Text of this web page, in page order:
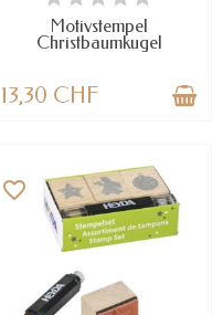
Motivstempel
Christbaumkugel
13,30 CHF
favorite_border